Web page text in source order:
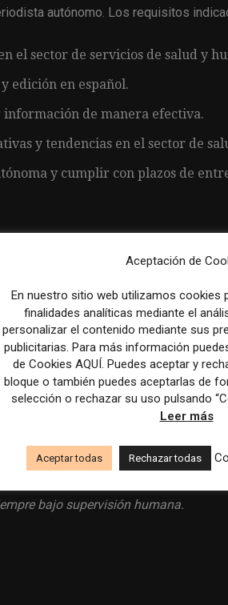
autónomo. Los requisitos
el sector de servicios de salud y
edición en español.
de manera efectiva.
y tendencias en el sector de
y cumplir con plazos de
€ a 30.000 € al año.
el sector de la salud en Portugal.
de estas ofertas se ha realizado con
bajo supervisión humana.
Aceptación de
En nuestro sitio web utilizamos cookies
finalidades analíticas mediante el
personalizar el contenido mediante sus
publicitarias. Para más información
de Cookies AQUÍ. Puedes aceptar y
bloque o también puedes aceptarlas de
selección o rechazar su uso pulsando
Leer más
Aceptar todas Rechazar todas